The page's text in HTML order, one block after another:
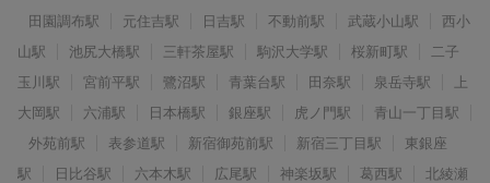
田園調布駅
元住吉駅 日吉駅 不動前駅 武蔵小山駅
西小
山駅
池尻大橋駅 三軒茶屋駅 駒沢大学駅 桜新町駅
二子
玉川駅
宮前平駅 鷺沼駅 青葉台駅 田奈駅 泉岳寺駅
上
大岡駅
六浦駅 日本橋駅 銀座駅 虎ノ門駅
青山一丁目駅
外苑前駅
表参道駅 新宿御苑前駅 新宿三丁目駅
東銀座
駅
日比谷駅 六本木駅 広尾駅 神楽坂駅 葛西駅
北綾瀬